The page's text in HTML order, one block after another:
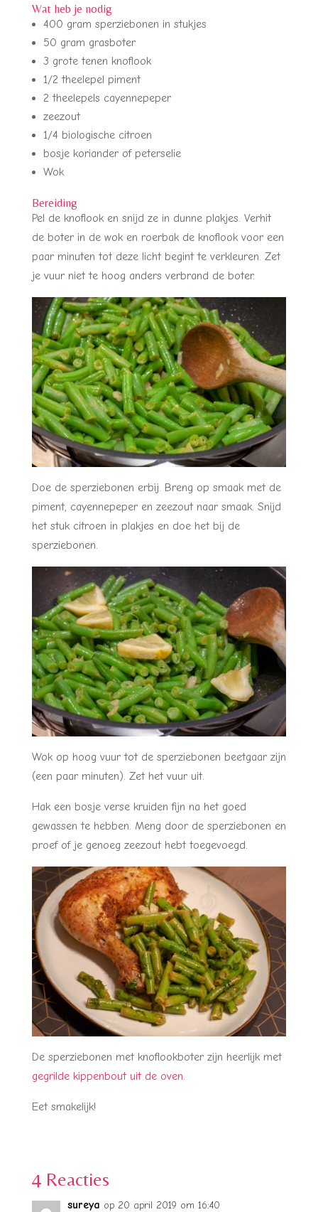
Wat heb je nodig
400 gram sperziebonen in stukjes
50 gram grasboter
3 grote tenen knoflook
1/2 theelepel piment
2 theelepels cayennepeper
zeezout
1/4 biologische citroen
bosje koriander of peterselie
Wok
Bereiding
Pel de knoflook en snijd ze in dunne plakjes. Verhit
de boter in de wok en roerbak de knoflook voor een
paar minuten tot deze licht begint te verkleuren. Zet
je vuur niet te hoog anders verbrand de boter.
Doe de sperziebonen erbij. Breng op smaak met de
piment, cayennepeper en zeezout naar smaak. Snijd
het stuk citroen in plakjes en doe het bij de
sperziebonen.
Wok op hoog vuur tot de sperziebonen beetgaar zijn
(een paar minuten). Zet het vuur uit.
Hak een bosje verse kruiden fijn na het goed
gewassen te hebben. Meng door de sperziebonen en
proef of je genoeg zeezout hebt toegevoegd.
De sperziebonen met knoflookboter zijn heerlijk met
gegrilde kippenbout uit de oven.
Eet smakelijk!
4 Reacties
sureya op 20 april 2019 om 16:40